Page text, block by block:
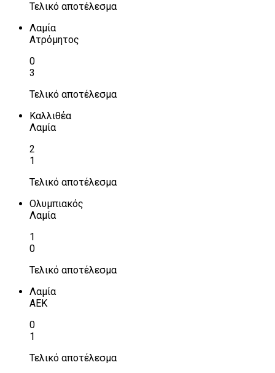
Τελικό αποτέλεσμα
Λαμία
Ατρόμητος
0
3
Τελικό αποτέλεσμα
Καλλιθέα
Λαμία
2
1
Τελικό αποτέλεσμα
Ολυμπιακός
Λαμία
1
0
Τελικό αποτέλεσμα
Λαμία
ΑΕΚ
0
1
Τελικό αποτέλεσμα